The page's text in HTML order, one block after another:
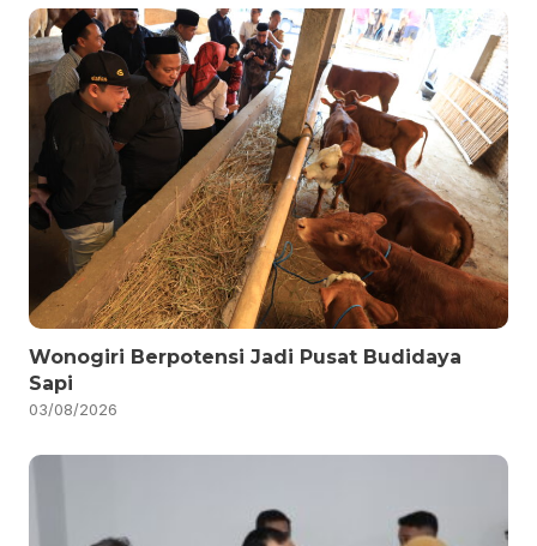
Wonogiri Berpotensi Jadi Pusat Budidaya
Sapi
03/08/2026